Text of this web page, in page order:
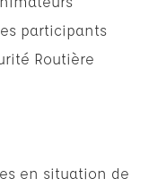
participants
Routière
en situation de